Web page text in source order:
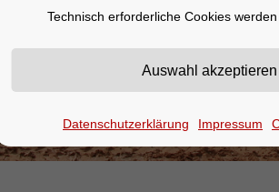
Technisch erforderliche Cookies
Datenschutzerklärung Impressum